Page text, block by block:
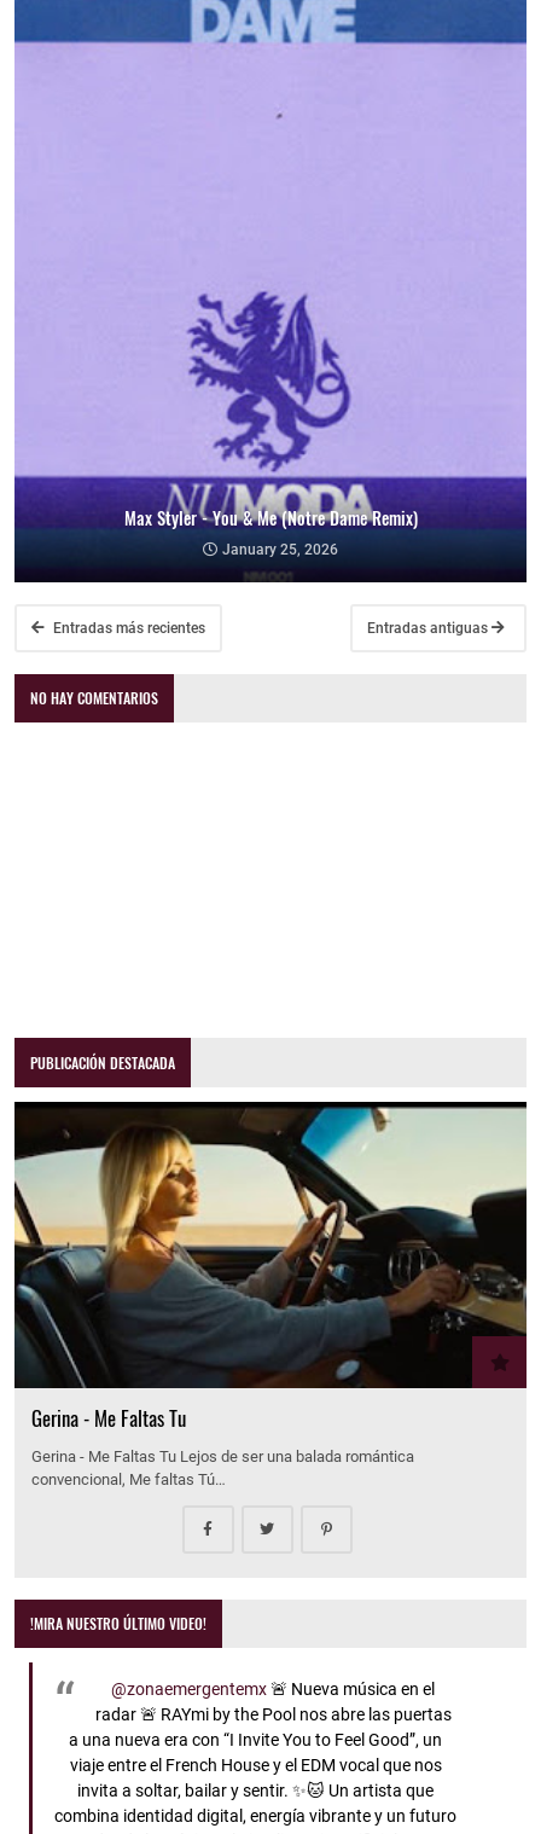
Max Styler - You & Me (Notre Dame Remix)
January 25, 2026
Entradas más recientes Entradas antiguas
NO HAY COMENTARIOS
PUBLICACIÓN DESTACADA
Gerina - Me Faltas Tu
Gerina - Me Faltas Tu Lejos de ser una balada romántica
convencional, Me faltas Tú…
!MIRA NUESTRO ÚLTIMO VIDEO!
@zonaemergentemx🚨 Nueva música en el
radar 🚨 RAYmi by the Pool nos abre las puertas
a una nueva era con “I Invite You to Feel Good”, un
viaje entre el French House y el EDM vocal que nos
invita a soltar, bailar y sentir. ✨🐱 Un artista que
combina identidad digital, energía vibrante y un futuro